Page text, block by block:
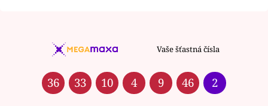
Vaše šťastná čísla
36 33 10 4 9 46 2